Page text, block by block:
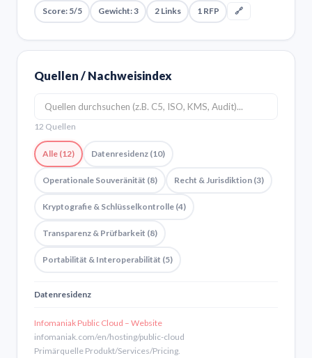
Score: 5/5
Gewicht: 3 2 Links 1 RFP 🔗
Quellen / Nachweisindex
12 Quellen
Alle (12) Datenresidenz (10)
Operationale Souveränität (8) Recht & Jurisdiktion (3)
Kryptografie & Schlüsselkontrolle (4)
Transparenz & Prüfbarkeit (8)
Portabilität & Interoperabilität (5)
Datenresidenz
Infomaniak Public Cloud – Website
infomaniak.com/en/hosting/public-cloud
Primärquelle Produkt/Services/Pricing.